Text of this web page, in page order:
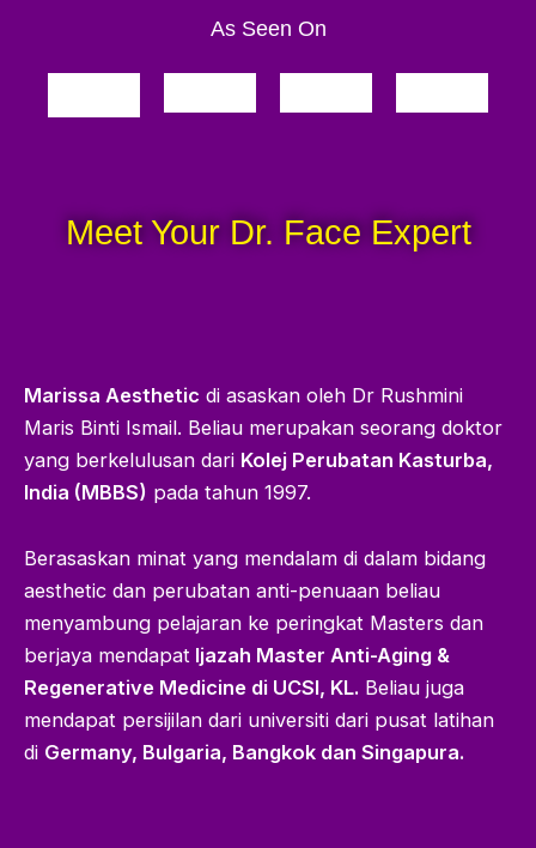
As Seen On
Meet Your Dr. Face Expert
Marissa Aesthetic di asaskan oleh Dr Rushmini
Maris Binti Ismail. Beliau merupakan seorang doktor
yang berkelulusan dari Kolej Perubatan Kasturba,
India (MBBS) pada tahun 1997.
Berasaskan minat yang mendalam di dalam bidang
aesthetic dan perubatan anti-penuaan beliau
menyambung pelajaran ke peringkat Masters dan
berjaya mendapat Ijazah Master Anti-Aging &
Regenerative Medicine di UCSI, KL. Beliau juga
mendapat persijilan dari universiti dari pusat latihan
di Germany, Bulgaria, Bangkok dan Singapura.